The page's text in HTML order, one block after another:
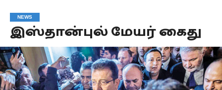
NEWS
இஸ்தான்புல் மேயர் கைது